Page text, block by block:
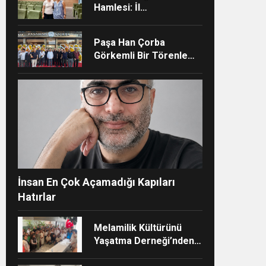
Hamlesi: İl
adımı
Paşa Han Çorba
Görkemli Bir Törenle
İnsan En Çok Açamadığı Kapıları
Hatırlar
Melamilik Kültürünü
Yaşatma Derneği’nden